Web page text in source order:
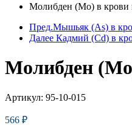
Молибден (Mo) в крови
Пред.Мышьяк (As) в
Далее Кадмий (Cd) в
Молибден
Артикул: 95-10-015
566 ₽